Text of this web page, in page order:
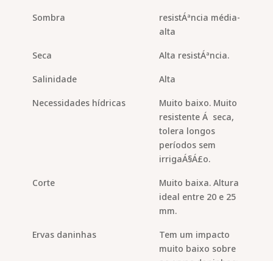
Sombra
resistÁªncia média-
alta
Seca Alta resistÁªncia.
Salinidade Alta
Necessidades hídricas
Muito baixo. Muito
resistente Á seca,
tolera longos
períodos sem
irrigaÁ§Á£o.
Corte
Muito baixa. Altura
ideal entre 20 e 25
mm.
Ervas daninhas
Tem um impacto
muito baixo sobre